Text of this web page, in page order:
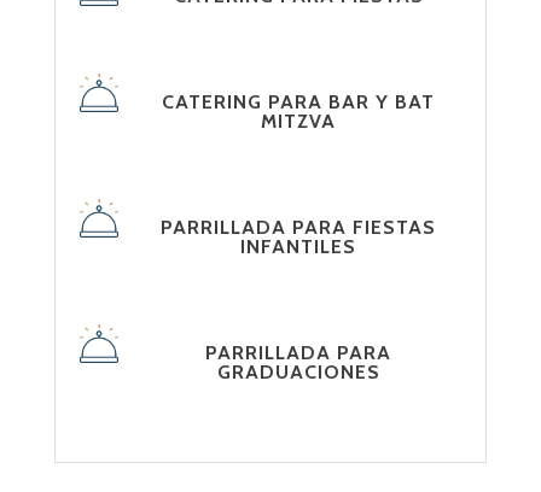
CATERING PARA BAR Y BAT
MITZVA
PARRILLADA PARA FIESTAS
INFANTILES
PARRILLADA PARA
GRADUACIONES